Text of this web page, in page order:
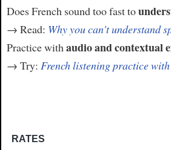
Does French sound too fast to
→ Read: Why you can't understand
Practice withaudio and contextual
→ Try: French listening practice
RATES